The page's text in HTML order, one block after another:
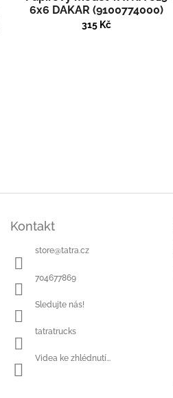
6x6 DAKAR (9100774000)
315 Kč
Kontakt
store@tatra.cz
704677869
Sledujte nás!
tatratrucks
Videa ke zhlédnutí...